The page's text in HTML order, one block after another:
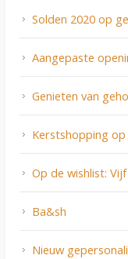
Solden 2020 op
Aangepaste
Genieten van
Kerstshopping
Op de wishlist:
Ba&sh
Nieuw